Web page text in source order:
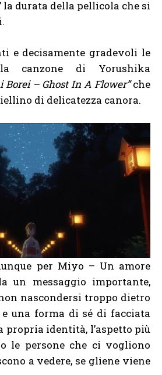
la durata della pellicola che si
e decisamente gradevoli le
canzone di Yorushika
Borei – Ghost In A Flower”che
di delicatezza canora.
per Miyo – Un amore
un messaggio importante,
nascondersi troppo dietro
e una forma di sé di facciata
propria identità, l’aspetto più
le persone che ci vogliono
a vedere, se gliene viene